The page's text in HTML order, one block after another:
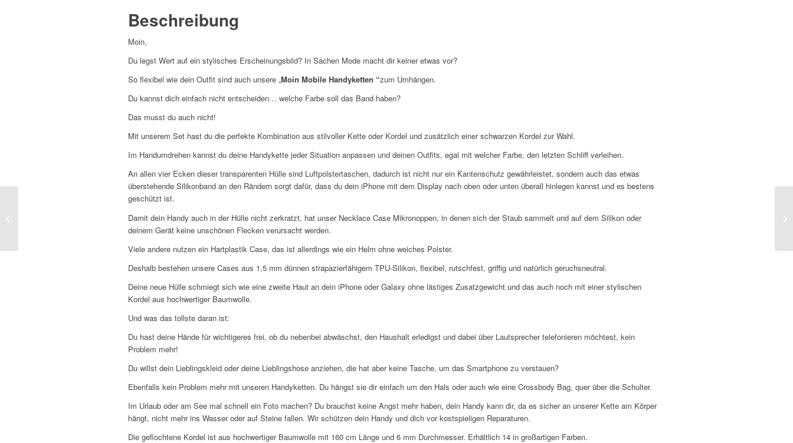
Menge
Beschreibung
Moin,
Du legst Wert auf ein stylisches Erscheinungsbild? In Sachen Mode macht dir keiner etwas vor?
So flexibel wie dein Outfit sind auch unsere „Moin Mobile Handyketten “zum Umhängen.
Du kannst dich einfach nicht entscheiden… welche Farbe soll das Band haben?
Das musst du auch nicht!
Mit unserem Set hast du die perfekte Kombination aus stilvoller Kette oder Kordel und zusätzlich einer schwarzen Kordel zur Wahl.
Im Handumdrehen kannst du deine Handykette jeder Situation anpassen und deinen Outfits, egal mit welcher Farbe, den letzten Schliff verleihen.
An allen vier Ecken dieser transparenten Hülle sind Luftpolstertaschen, dadurch ist nicht nur ein Kantenschutz gewährleistet, sondern auch das etwas
überstehende Silikonband an den Rändern sorgt dafür, dass du dein iPhone mit dem Display nach oben oder unten überall hinlegen kannst und es bestens
geschützt ist.
Damit dein Handy auch in der Hülle nicht zerkratzt, hat unser Necklace Case Mikronoppen, in denen sich der Staub sammelt und auf dem Silikon oder
deinem Gerät keine unschönen Flecken verursacht werden.
Viele andere nutzen ein Hartplastik Case, das ist allerdings wie ein Helm ohne weiches Polster.
Deshalb bestehen unsere Cases aus 1,5 mm dünnen strapazierfähigem TPU-Silikon, flexibel, rutschfest, griffig und natürlich geruchsneutral.
Deine neue Hülle schmiegt sich wie eine zweite Haut an dein iPhone oder Galaxy ohne lästiges Zusatzgewicht und das auch noch mit einer stylischen
Kordel aus hochwertiger Baumwolle.
Und was das tollste daran ist:
Du hast deine Hände für wichtigeres frei, ob du nebenbei abwäschst, den Haushalt erledigst und dabei über Lautsprecher telefonieren möchtest, kein
Problem mehr!
Du willst dein Lieblingskleid oder deine Lieblingshose anziehen, die hat aber keine Tasche, um das Smartphone zu verstauen?
Ebenfalls kein Problem mehr mit unseren Handyketten. Du hängst sie dir einfach um den Hals oder auch wie eine Crossbody Bag, quer über die Schulter.
Im Urlaub oder am See mal schnell ein Foto machen? Du brauchst keine Angst mehr haben, dein Handy kann dir, da es sicher an unserer Kette am Körper
hängt, nicht mehr ins Wasser oder auf Steine fallen. Wir schützen dein Handy und dich vor kostspieligen Reparaturen.
Die geflochtene Kordel ist aus hochwertiger Baumwolle mit 160 cm Länge und 6 mm Durchmesser. Erhältlich 14 in großartigen Farben.